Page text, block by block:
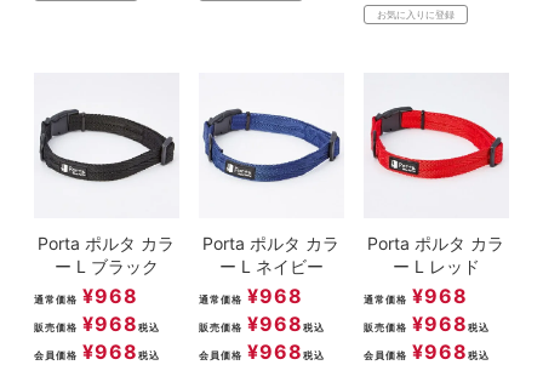
お気に入りに登録
Porta ポルタ カラ
ー L ブラック
通常価格 ¥968
販売価格 ¥968 税込
会員価格 ¥968 税込
Porta ポルタ カラ
ー L ネイビー
通常価格 ¥968
販売価格 ¥968 税込
会員価格 ¥968 税込
Porta ポルタ カラ
ー L レッド
通常価格 ¥968
販売価格 ¥968 税込
会員価格 ¥968 税込